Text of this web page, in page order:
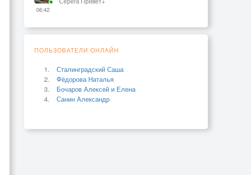
06:42
ПОЛЬЗОВАТЕЛИ ОНЛАЙН
Сталинградский Саша
Фёдорова Наталья
Бочаров Алексей и Елена
Санин Александр